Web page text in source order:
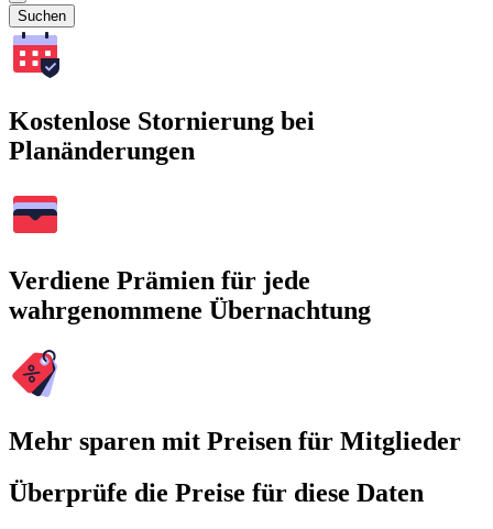
Suchen
Kostenlose Stornierung bei
Planänderungen
Verdiene Prämien für jede
wahrgenommene Übernachtung
Mehr sparen mit Preisen für Mitglieder
Überprüfe die Preise für diese Daten